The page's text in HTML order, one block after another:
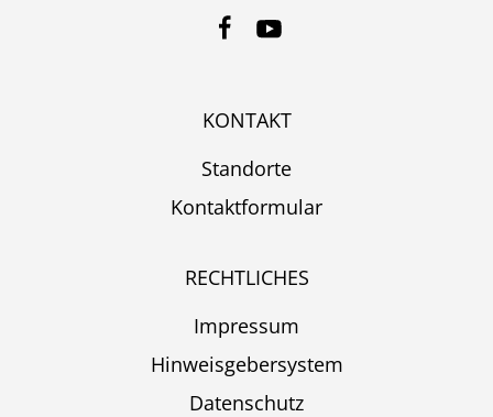
KONTAKT
Standorte
Kontaktformular
RECHTLICHES
Impressum
Hinweisgebersystem
Datenschutz